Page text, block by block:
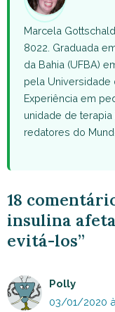
Marcela
8022. Graduada
da Bahia (UFBA)
pela Universidade
Experiência em
unidade de
redatores do
18
insulina
evitá-los”
Polly
03/01/2020